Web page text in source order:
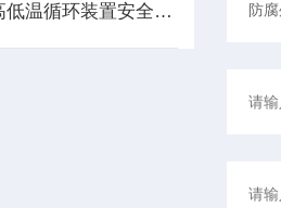
防爆高低温循环装置安全操作规范